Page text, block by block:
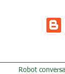
Robot